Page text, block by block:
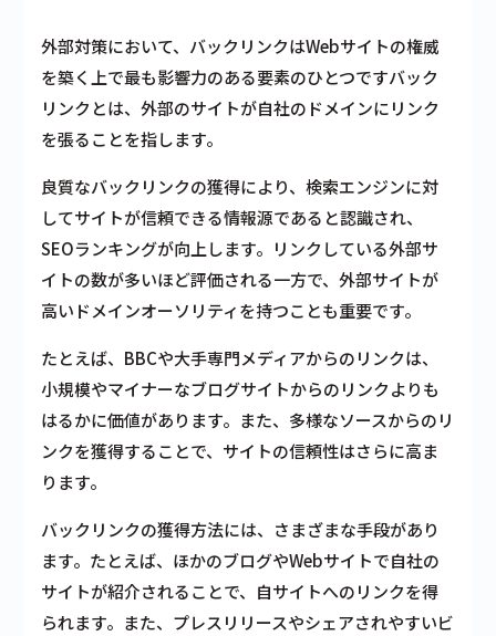
外部対策において、バックリンクはWebサイトの権威
を築く上で最も影響力のある要素のひとつですバック
リンクとは、外部のサイトが自社のドメインにリンク
を張ることを指します。
良質なバックリンクの獲得により、検索エンジンに対
してサイトが信頼できる情報源であると認識され、
SEOランキングが向上します。リンクしている外部サ
イトの数が多いほど評価される一方で、外部サイトが
高いドメインオーソリティを持つことも重要です。
たとえば、BBCや大手専門メディアからのリンクは、
小規模やマイナーなブログサイトからのリンクよりも
はるかに価値があります。また、多様なソースからのリ
ンクを獲得することで、サイトの信頼性はさらに高ま
ります。
バックリンクの獲得方法には、さまざまな手段があり
ます。たとえば、ほかのブログやWebサイトで自社の
サイトが紹介されることで、自サイトへのリンクを得
られます。また、プレスリリースやシェアされやすいビ